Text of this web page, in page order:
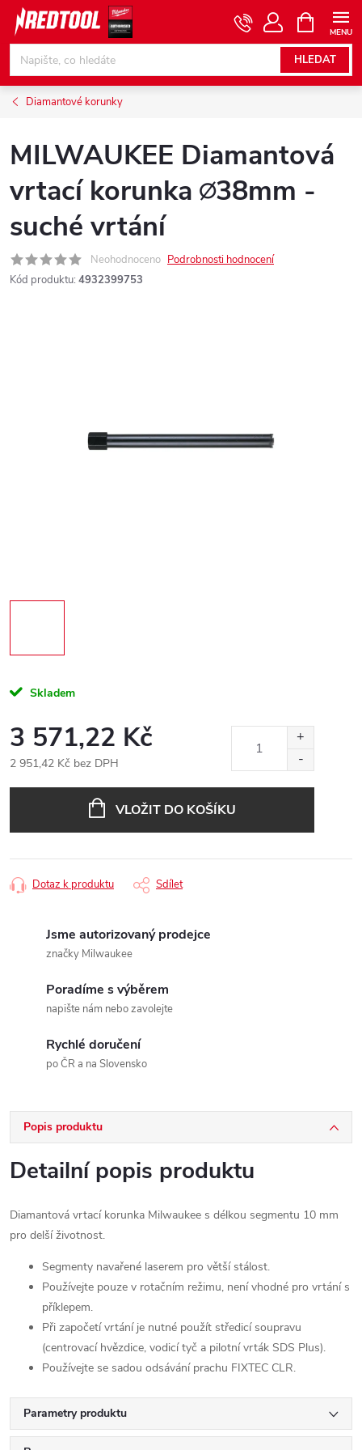
Přejít
obsah
HLEDAT
NÁKUPNÍ
KOŠÍK
Diamantové korunky
MILWAUKEE Diamantová
vrtací korunka ∅38mm -
suché vrtání
Neohodnoceno Podrobnosti hodnocení
Kód produktu: 4932399753
Skladem
3 571,22 Kč
2 951,42 Kč bez DPH
VLOŽIT DO KOŠÍKU
Dotaz k produktu Sdílet
Jsme autorizovaný prodejce
značky Milwaukee
Poradíme s výběrem
napište nám nebo zavolejte
Rychlé doručení
po ČR a na Slovensko
Popis produktu
Detailní popis produktu
Diamantová vrtací korunka Milwaukee s délkou segmentu 10 mm
pro delší životnost.
Segmenty navařené laserem pro větší stálost.
Používejte pouze v rotačním režimu, není vhodné pro vrtání s
příklepem.
Při započetí vrtání je nutné použít středicí soupravu
(centrovací hvězdice, vodicí tyč a pilotní vrták SDS Plus).
Používejte se sadou odsávání prachu FIXTEC CLR.
Parametry produktu